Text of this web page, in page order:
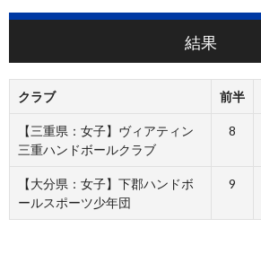
結果
クラブ 前半
【三重県：女子】ヴィアティン
三重ハンドボールクラブ
8
【大分県：女子】下郡ハンドボ
ールスポーツ少年団
9